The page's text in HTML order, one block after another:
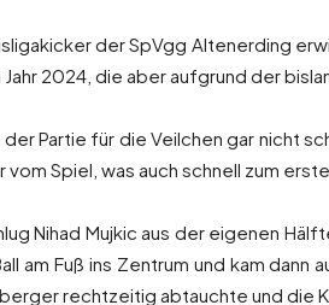
der SpVgg Altenerding
2024, die aber aufgrund der
Partie für die Veilchen gar nicht
Spiel, was auch schnell zum
Nihad Mujkic aus der eigenen
am Fuß ins Zentrum und kam
rechtzeitig abtauchte und die